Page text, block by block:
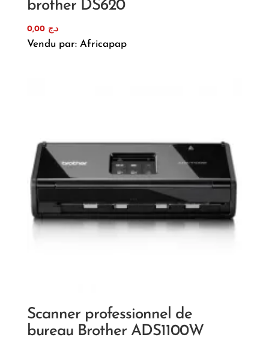
brother DS620
د.ج 0,00
Vendu par: Africapap
Scanner professionnel de
bureau Brother ADS1100W